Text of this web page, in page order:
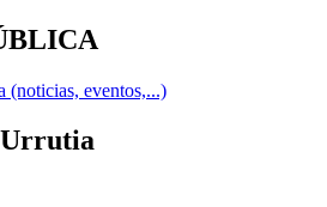
(noticias, eventos,...)